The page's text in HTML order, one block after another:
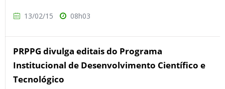
13/02/15 08h03
PRPPG divulga editais do Programa
Institucional de Desenvolvimento Científico e
Tecnológico